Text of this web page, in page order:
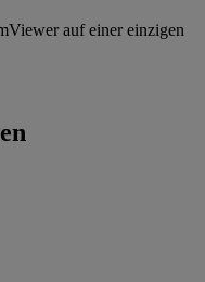
auf einer einzigen